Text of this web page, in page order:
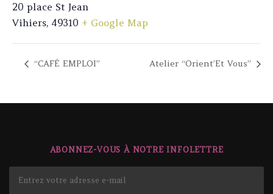
20 place St Jean
Vihiers, 49310 + Google Map
“CAFÉ EMPLOI” Atelier “Orient’Et Vous”
ABONNEZ-VOUS À NOTRE INFOLETTRE